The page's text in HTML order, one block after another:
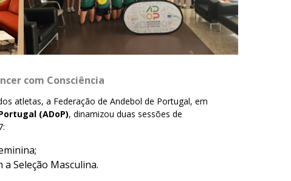
com Consciência
atletas, a Federação de Andebol de Portugal, em
(ADoP), dinamizou duas sessões de
a Seleção Masculina.